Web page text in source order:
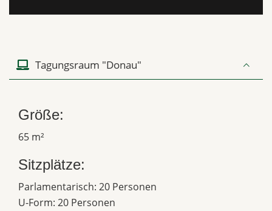
Tagungsraum "Donau"
Größe:
65 m²
Sitzplätze:
Parlamentarisch: 20 Personen
U-Form: 20 Personen